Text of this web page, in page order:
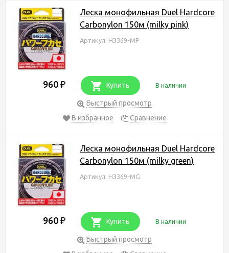
Леска монофильная Duel Hardcore
Carbonylon 150м (milky pink)
Артикул: H3369-MP
960 ₽ Купить В наличии
Быстрый просмотр
В избранное
Сравнение
Леска монофильная Duel Hardcore
Carbonylon 150м (milky green)
Артикул: H3369-MG
960 ₽ Купить В наличии
Быстрый просмотр